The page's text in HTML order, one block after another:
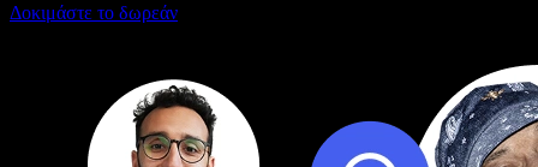
Δοκιμάστε το δωρεάν